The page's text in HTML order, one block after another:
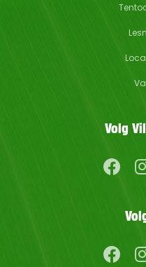
Volg